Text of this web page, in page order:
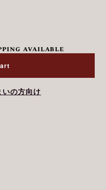
available
いの方向け